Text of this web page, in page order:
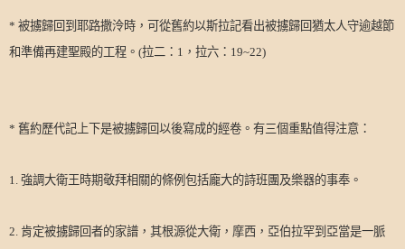
* 被擄歸回到耶路撒泠時，可從舊約以斯拉記看出被擄歸回猶太人守逾越節
和準備再建聖殿的工程。 (拉二： 1 ，拉六： 19~22)
* 舊約歷代記上下是被擄歸回以後寫成的經卷。有三個重點值得注意：
1. 強調大衛王時期敬拜相關的條例包括龐大的詩班團及樂器的事奉。
2. 肯定被擄歸回者的家譜，其根源從大衛，摩西，亞伯拉罕到亞當是一脈